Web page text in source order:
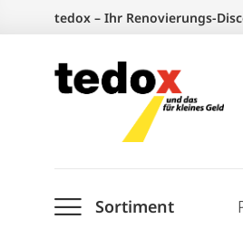
springen
tedox – Ihr Renovierungs-
Sortiment